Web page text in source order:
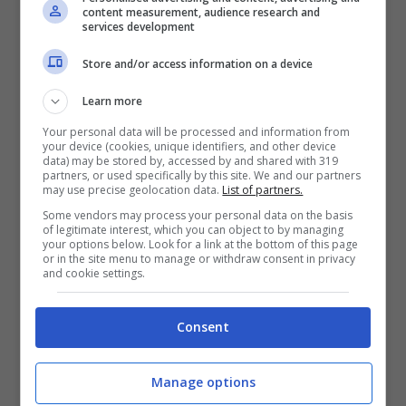
Situazione di allarme (Roma.CityRumors.it)
Sul posto sono arrivati anche gli agenti della
polizia locale, che hanno messo in sicurezza
l’area e gestito il traffico, per evitare ulteriori
problemi.La zona è rimasta parzialmente
chiusa per circa un’ora, giusto il tempo
necessario per spegnere del tutto l’incendio e
verificare che non ci fossero altri rischi
strutturali per la palazzina.
Ora si cerca di fare chiarezza sulle cause
precise dell’incidente. Sarà fondamentale
capire se si sia trattato davvero di un guasto
content measurement, audience research and
services development
Store and/or access information on a device
Learn more
Your personal data will be processed and information from
your device (cookies, unique identifiers, and other device
data) may be stored by, accessed by and shared with 319
partners, or used specifically by this site. We and our partners
may use precise geolocation data. List of partners.
Some vendors may process your personal data on the basis
of legitimate interest, which you can object to by managing
your options below. Look for a link at the bottom of this page
or in the site menu to manage or withdraw consent in privacy
and cookie settings.
Consent
Manage options